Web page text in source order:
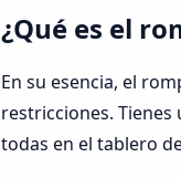
¿Qué es el
En su esencia, el
restricciones. Tienes
todas en el tablero